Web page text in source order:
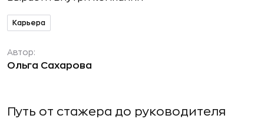
Карьера
Автор:
Ольга Сахарова
Путь от стажера до руководителя